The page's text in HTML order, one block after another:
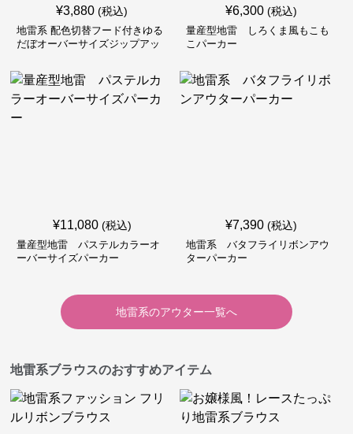
¥3,880 (税込)
地雷系 配色切替フード付きゆる
だぼオーバーサイズジップアッ
¥6,300 (税込)
量産型地雷 しろくま風もこも
こパーカー
¥11,080 (税込)
量産型地雷 パステルカラーオ
ーバーサイズパーカー
¥7,390 (税込)
地雷系 バタフライリボンアウ
ターパーカー
地雷系のアウター一覧へ
地雷系ブラウスのおすすめアイテム